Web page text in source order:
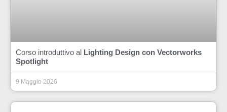
Corso introduttivo al Lighting Design con Vectorworks
Spotlight
9 Maggio 2026